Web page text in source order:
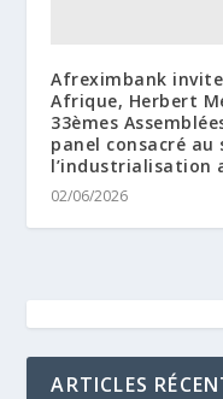
Afreximbank
Afrique, Herbert
33èmes
panel consacré
l’industrialisation
02/06/2026
ARTICLES